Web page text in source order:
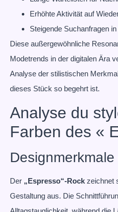
Erhöhte Aktivität auf
Steigende Suchanfragen
Diese außergewöhnliche
Modetrends in der digitalen Ära
Analyse der stilistischen
dieses Stück so begehrt ist.
Analyse du
Farben des «
Der „Espresso“-Rock zeichnet
Gestaltung aus. Die